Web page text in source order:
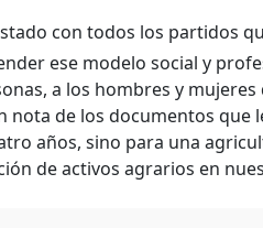
con todos los partidos
ese modelo social y
a los hombres y
nota de los documentos que
años, sino para una
de activos agrarios en